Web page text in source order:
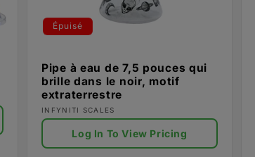
Épuisé
Pipe à eau de 7,5 pouces qui
brille dans le noir, motif
extraterrestre
Fournisseur :
INFYNITI SCALES
Log In To View Pricing